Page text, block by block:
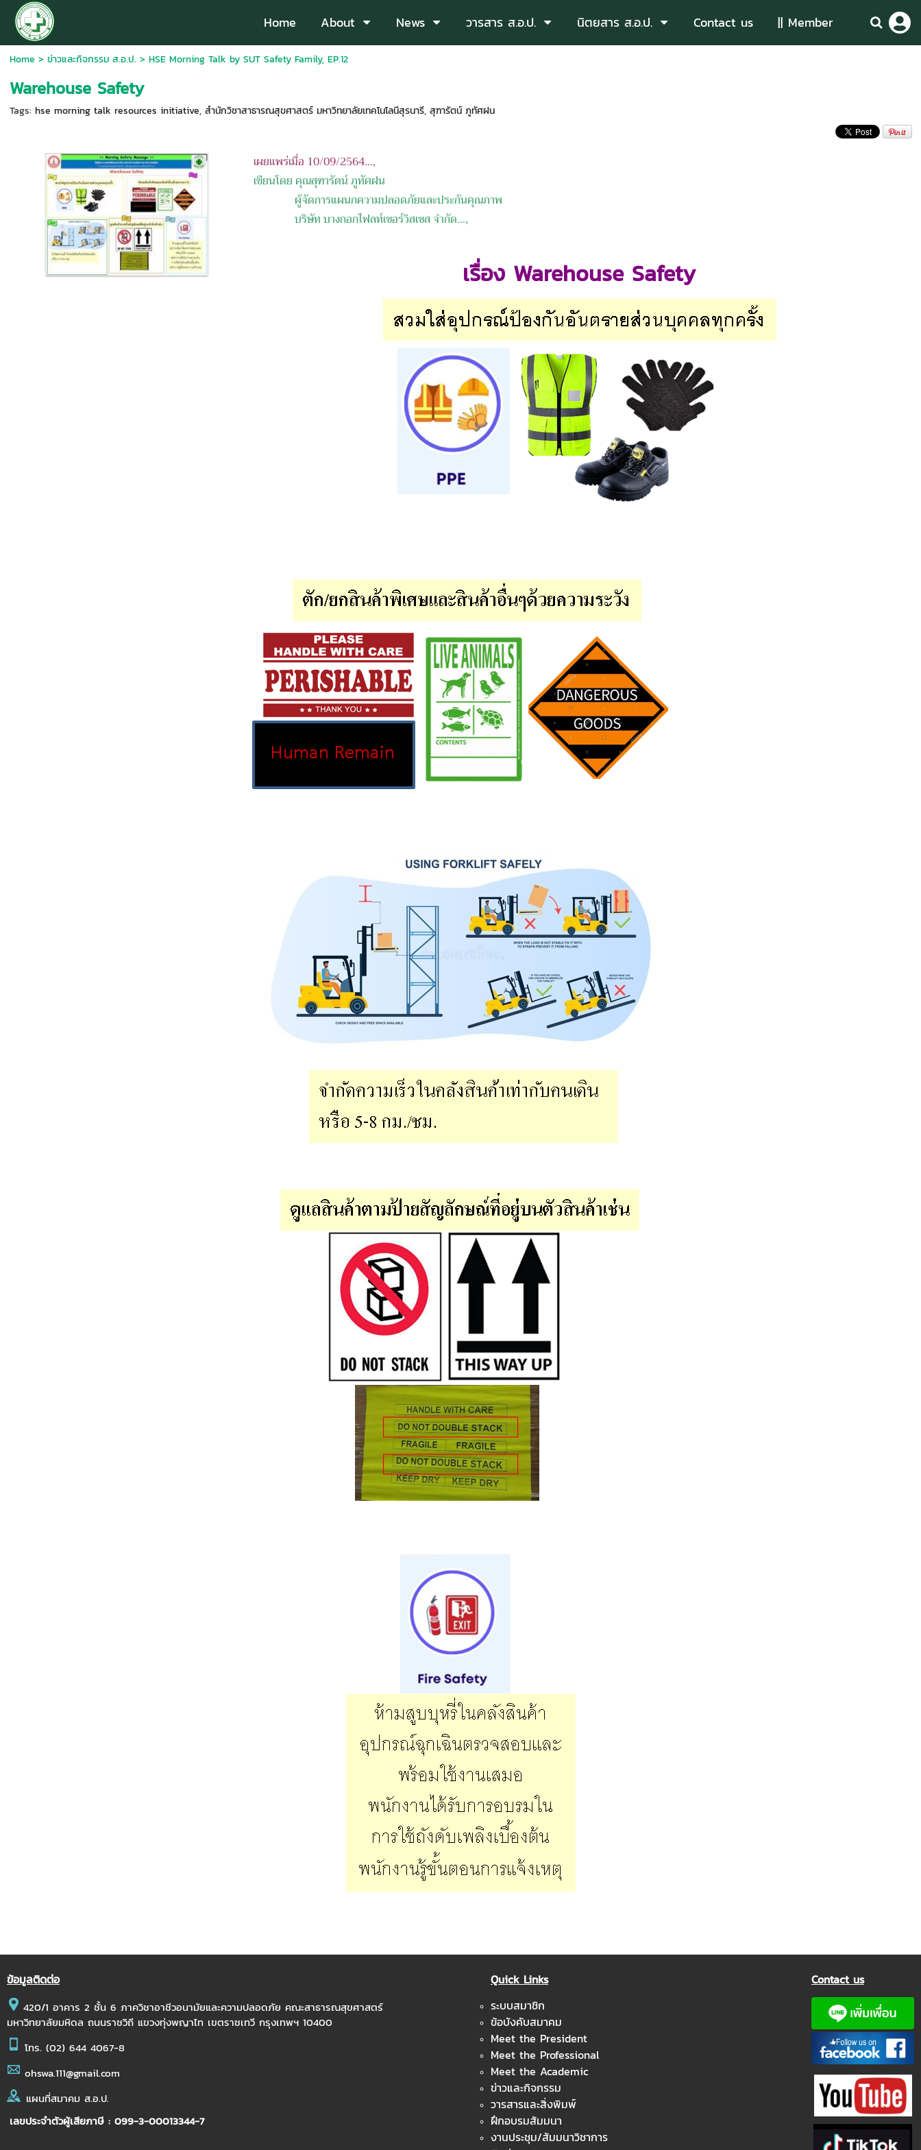
Home About News วารสาร ส.อ.ป. นิตยสาร ส.อ.ป. Contact us || Member
Home > ข่าวและกิจกรรม ส.อ.ป. > HSE Morning Talk by SUT Safety Family, EP.12
Warehouse Safety
Tags: hse morning talk resources initiative, สำนักวิชาสาธารณสุขศาสตร์ มหาวิทยาลัยเทคโนโลนีสุรนารี, สุฑารัตน์ ภูทัศฝน
เผยแพร่เมื่อ 10/09/2564...,
เขียนโดย คุณสุฑารัตน์ ภูทัศฝน
ผู้จัดการแผนกความปลอดภัยและประกันคุณภาพ
บริษัท บางกอกไฟลท์เซอร์วิสเซส จำกัด...,
เรื่อง Warehouse Safety
ข้อมูลติดต่อ
420/1 อาคาร 2 ชั้น 6 ภาควิชาอาชีวอนามัยและความปลอดภัย คณะสาธารณสุขศาสตร์
มหาวิทยาลัยมหิดล ถนนราชวิถี แขวงทุ่งพญาไท เขตราชเทวี กรุงเทพฯ 10400
โทร. (02) 644 4067-8
ohswa.111@gmail.com
แผนที่สมาคม ส.อ.ป.
เลขประจำตัวผู้เสียภาษี : 099-3-00013344-7
Quick Links
ระบบสมาชิก
ข้อบังคับสมาคม
Meet the President
Meet the Professional
Meet the Academic
ข่าวและกิจกรรม
วารสารและสิ่งพิมพ์
ฝึกอบรมสัมมนา
งานประชุม/สัมมนาวิชาการ
Contact us